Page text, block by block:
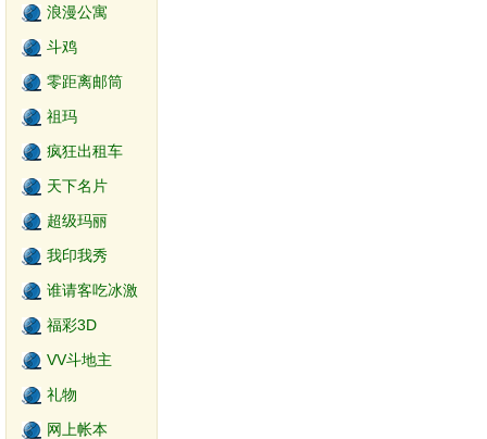
浪漫公寓
斗鸡
零距离邮筒
祖玛
疯狂出租车
天下名片
超级玛丽
我印我秀
谁请客吃冰激
福彩3D
VV斗地主
礼物
网上帐本